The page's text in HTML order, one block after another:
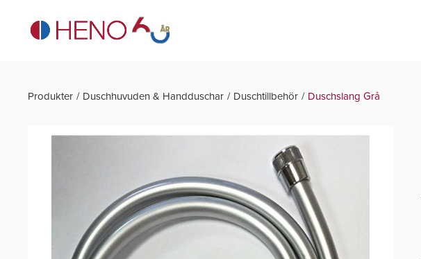
Produkter Duschhuvuden & Handduschar Duschtillbehör Duschslang Grå